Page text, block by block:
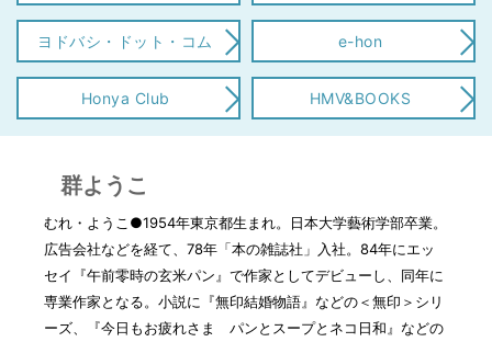
ヨドバシ・ドット・コム e-hon
Honya Club HMV&BOOKS
群ようこ
むれ・ようこ●1954年東京都生まれ。日本大学藝術学部卒業。
広告会社などを経て、78年「本の雑誌社」入社。84年にエッ
セイ『午前零時の玄米パン』で作家としてデビューし、同年に
専業作家となる。小説に『無印結婚物語』などの＜無印＞シリ
ーズ、『今日もお疲れさま パンとスープとネコ日和』などの